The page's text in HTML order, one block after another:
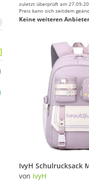
zuletzt überprüft am
Preis kann sich seitdem
Keine weiteren Anbieter
von IvyH